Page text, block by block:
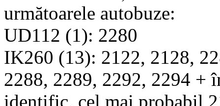
următoarele autobuze:
UD112 (1): 2280
IK260 (13): 2122, 2128,
2288, 2289, 2292, 2294 +
identific, cel mai probabil